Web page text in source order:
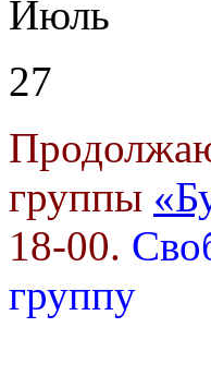
Июль
27
группы
18-00.
группу